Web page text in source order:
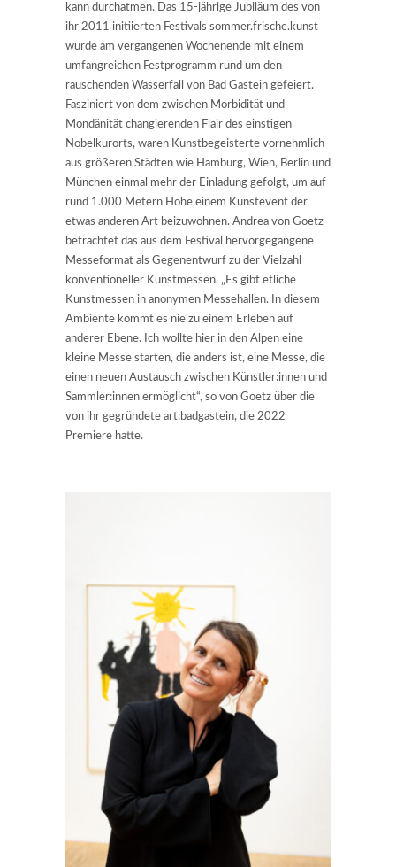
kann durchatmen. Das 15-jährige Jubiläum des von
ihr 2011 initiierten Festivals sommer.frische.kunst
wurde am vergangenen Wochenende mit einem
umfangreichen Festprogramm rund um den
rauschenden Wasserfall von Bad Gastein gefeiert.
Fasziniert von dem zwischen Morbidität und
Mondänität changierenden Flair des einstigen
Nobelkurorts, waren Kunstbegeisterte vornehmlich
aus größeren Städten wie Hamburg, Wien, Berlin und
München einmal mehr der Einladung gefolgt, um auf
rund 1.000 Metern Höhe einem Kunstevent der
etwas anderen Art beizuwohnen. Andrea von Goetz
betrachtet das aus dem Festival hervorgegangene
Messeformat als Gegenentwurf zu der Vielzahl
konventioneller Kunstmessen. „Es gibt etliche
Kunstmessen in anonymen Messehallen. In diesem
Ambiente kommt es nie zu einem Erleben auf
anderer Ebene. Ich wollte hier in den Alpen eine
kleine Messe starten, die anders ist, eine Messe, die
einen neuen Austausch zwischen Künstler:innen und
Sammler:innen ermöglicht“, so von Goetz über die
von ihr gegründete art:badgastein, die 2022
Premiere hatte.